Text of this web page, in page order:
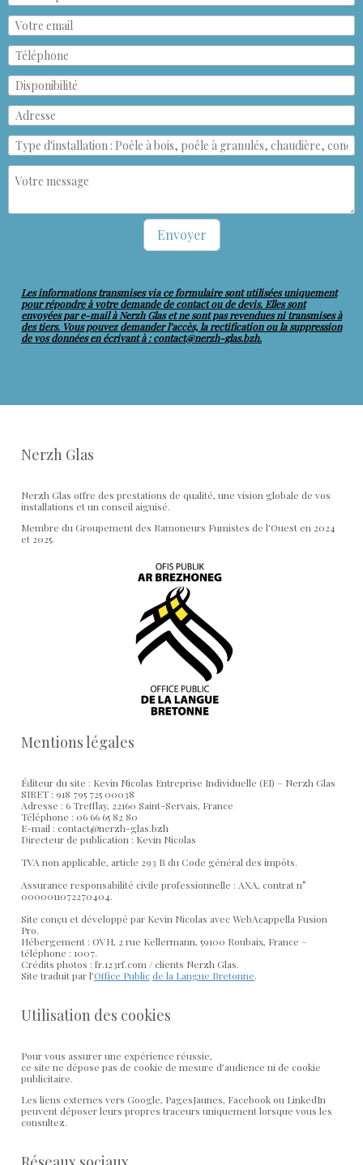
Envoyer
Les informations transmises via ce formulaire sont utilisées uniquement
pour répondre à votre demande de contact ou de devis. Elles sont
envoyées par e-mail à Nerzh Glas et ne sont pas revendues ni transmises à
des tiers. Vous pouvez demander l’accès, la rectification ou la suppression
de vos données en écrivant à : contact@nerzh-glas.bzh.
Nerzh Glas
Nerzh Glas offre des prestations de qualité, une vision globale de vos
installations et un conseil aiguisé.
Membre du Groupement des Ramoneurs Fumistes de l'Ouest en 2024
et 2025.
Mentions légales
Éditeur du site : Kevin Nicolas Entreprise Individuelle (EI) – Nerzh Glas
SIRET : 918 795 725 00038
Adresse : 6 Trefflay, 22160 Saint-Servais, France
Téléphone : 06 66 65 82 80
E-mail : contact@nerzh-glas.bzh
Directeur de publication : Kevin Nicolas
TVA non applicable, article 293 B du Code général des impôts.
Assurance responsabilité civile professionnelle : AXA, contrat n°
0000011072270404.
Site conçu et développé par Kevin Nicolas avec WebAcappella Fusion
Pro.
Hébergement : OVH, 2 rue Kellermann, 59100 Roubaix, France –
téléphone : 1007.
Crédits photos : fr.123rf.com / clients Nerzh Glas.
Site traduit par l’Office Publicde la Langue Bretonne.
Utilisation des cookies
Pour vous assurer une expérience réussie,
ce site ne dépose pas de cookie de mesure d’audience ni de cookie
publicitaire.
Les liens externes vers Google, PagesJaunes, Facebook ou LinkedIn
peuvent déposer leurs propres traceurs uniquement lorsque vous les
consultez.